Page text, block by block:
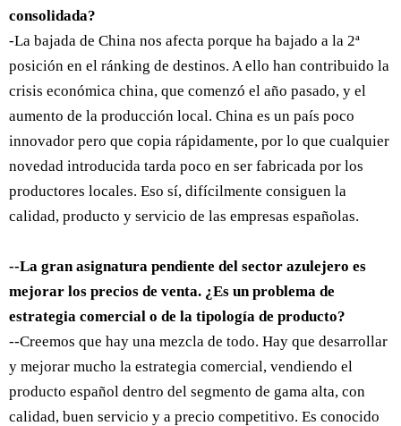
consolidada?
-La bajada de China nos afecta porque ha bajado a la 2ª
posición en el ránking de destinos. A ello han contribuido la
crisis económica china, que comenzó el año pasado, y el
aumento de la producción local. China es un país poco
innovador pero que copia rápidamente, por lo que cualquier
novedad introducida tarda poco en ser fabricada por los
productores locales. Eso sí, difícilmente consiguen la
calidad, producto y servicio de las empresas españolas.
--La gran asignatura pendiente del sector azulejero es
mejorar los precios de venta. ¿Es un problema de
estrategia comercial o de la tipología de producto?
--Creemos que hay una mezcla de todo. Hay que desarrollar
y mejorar mucho la estrategia comercial, vendiendo el
producto español dentro del segmento de gama alta, con
calidad, buen servicio y a precio competitivo. Es conocido